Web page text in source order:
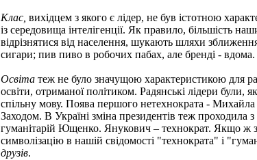
Клас, вихідцем з якого є лідер, не був істотною
із середовища інтелігенції. Як правило, більшість
відрізнятися від населення, шукають шляхи
сигари; пив пиво в робочих пабах, але бренді - вдома.
Освіта теж не було значущою характеристикою для
освіти, отриманої політиком. Радянські лідери були,
спільну мову. Поява першого нетехнократа - Михайла
Заходом. В Україні зміна президентів теж
гуманітарій Ющенко. Янукович – технократ. Якщо ж
символізацію в нашій свідомості "технократа" і
друзів.